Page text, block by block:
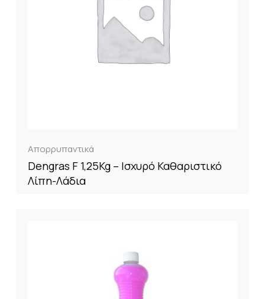
Απορρυπαντικά
Dengras F 1,25Kg – Ισχυρό Καθαριστικό
Λίπη-Λάδια